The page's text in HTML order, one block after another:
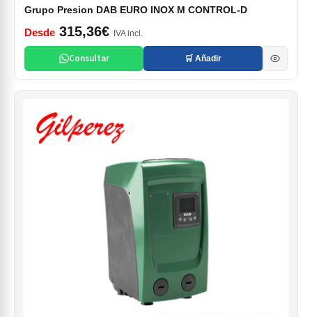
Grupo Presion DAB EURO INOX M CONTROL-D
Desde 315,36€ IVA incl.
Consultar 🛒 Añadir